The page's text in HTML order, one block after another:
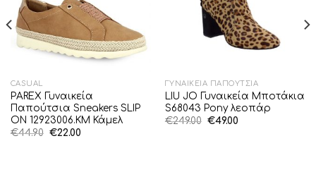
CASUAL
PAREX Γυναικεία
Παπούτσια Sneakers SLIP
ON 12923006.KM Κάμελ
€44.90 Original
€22.00Η
ΓΥΝΑΙΚΕΊΑ ΠΑΠΟΎΤΣΙΑ
LIU JO Γυναικεία Μποτάκια
S68043 Pony λεοπάρ
€249.00 Original
€49.00Η